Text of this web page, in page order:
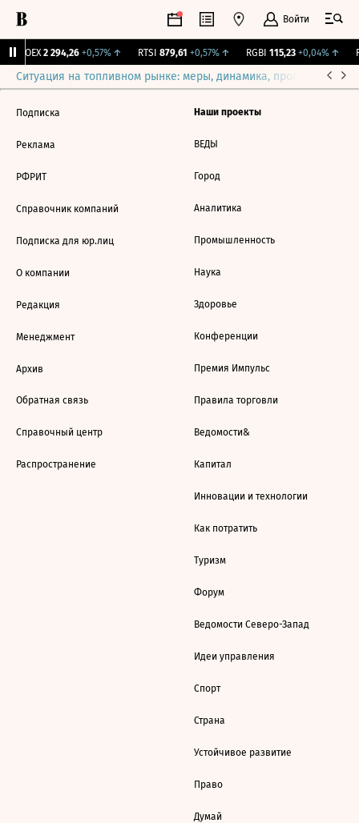
Войти
IMOEX 2 294,26 +0,57%↑ RTSI 879,61 +0,57%↑ RGBI 115,23 +0,04%↑
Ситуация на топливном рынке: меры, динамика, прогнозы
Подписка
Реклама
РФРИТ
Справочник компаний
Подписка для юр.лиц
О компании
Редакция
Менеджмент
Архив
Обратная связь
Справочный центр
Распространение
Наши проекты
ВЕДЫ
Город
Аналитика
Промышленность
Наука
Здоровье
Конференции
Премия Импульс
Правила торговли
Ведомости&
Капитал
Инновации и технологии
Как потратить
Туризм
Форум
Ведомости Северо-Запад
Идеи управления
Спорт
Страна
Устойчивое развитие
Право
Думай